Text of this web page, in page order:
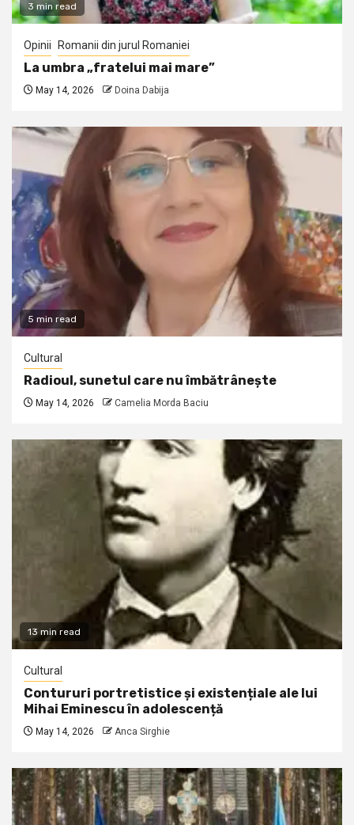
3 min read
Opinii Romanii din jurul Romaniei
La umbra „fratelui mai mare”
May 14, 2026 Doina Dabija
5 min read
Cultural
Radioul, sunetul care nu îmbătrânește
May 14, 2026 Camelia Morda Baciu
13 min read
Cultural
Contururi portretistice și existențiale ale lui
Mihai Eminescu în adolescență
May 14, 2026 Anca Sirghie